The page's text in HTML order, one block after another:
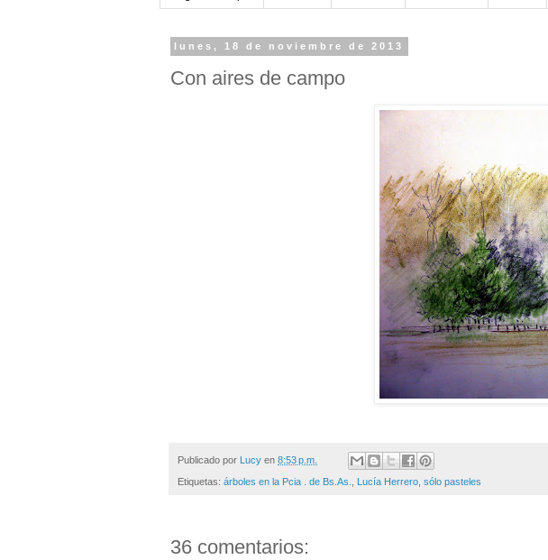
lunes, 18 de noviembre de 2013
Con aires de campo
Publicado por Lucy en 8:53 p.m.
Etiquetas: árboles en la Pcia . de Bs.As., Lucía Herrero, sólo pasteles
36 comentarios: